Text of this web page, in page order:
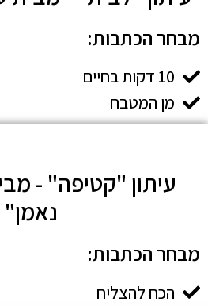
מבחר הכתבות:​
10 דקות בחיים
מן המטבח
עיתון "קטיפה" -
נאמן"
מבחר הכתבות:​
הכח להצליח